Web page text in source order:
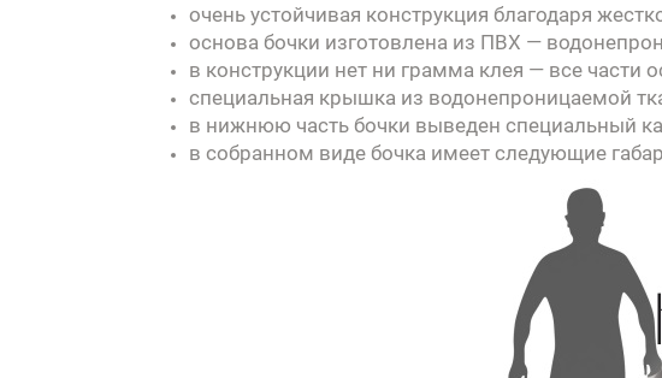
очень устойчивая конструкция благодаря
основа бочки изготовлена из ПВХ —
в конструкции нет ни грамма клея — все
специальная крышка из водонепроницаемой
в нижнюю часть бочки выведен специальный
в собранном виде бочка имеет следующие